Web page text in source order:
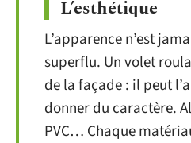
L’esthétique
L’apparence n’est
superflu. Un volet
de la façade : il peut
donner du caractère.
PVC… Chaque